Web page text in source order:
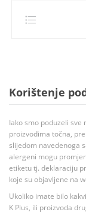
Korištenje
Iako smo poduzeli
proizvodima točna,
slijedom navedenoga
alergeni mogu
etiketu tj. deklaraciju
koje su objavljene na
Ukoliko imate bilo
K Plus, ili proizvoda